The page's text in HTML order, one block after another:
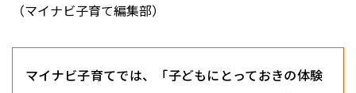
（マイナビ子育て編集部）
マイナビ子育てでは、「子どもにとっておきの体験